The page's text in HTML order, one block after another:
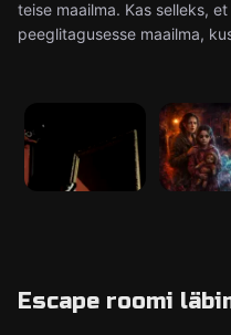
teise maailma. Kas selleks,
peeglitagusesse maailma,
Escape roomi